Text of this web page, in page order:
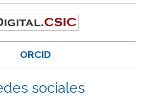
ORCID
sociales